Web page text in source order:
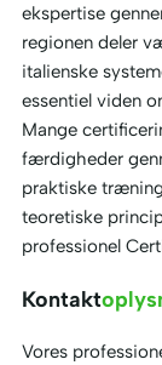
ekspertise
regionen deler
italienske
essentiel viden
Mange
færdigheder
praktiske
teoretiske
professionel
Kontakt
Vores